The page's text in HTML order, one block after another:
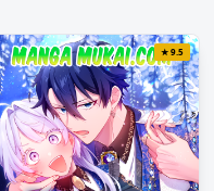
★9.5